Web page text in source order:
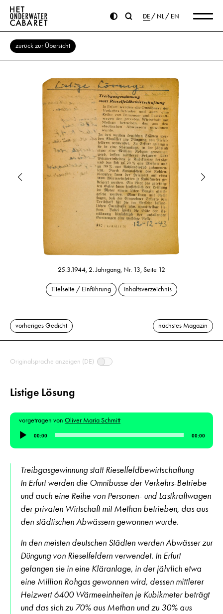
DE NL EN
zurück zur Übersicht
25.3.1944, 2. Jahrgang, Nr. 13, Seite 12
Titelseite / Einführung Inhaltsverzeichnis
vorheriges Gedicht nächstes Magazin
Originalsprache anzeigen (DE)
Listige Lösung
vorgetragen von Oliver Maria Schmitt
Audio-
Player
00:00 00:00
Treibgasgewinnung statt Rieselfeldbewirtschaftung
In Erfurt werden die Omnibusse der Verkehrs-Betriebe
und auch eine Reihe von Personen- und Lastkraftwagen
der privaten Wirtschaft mit Methan betrieben, das aus
den städtischen Abwässern gewonnen wurde.
In den meisten deutschen Städten werden Abwässer zur
Düngung von Rieselfeldern verwendet. In Erfurt
gelangen sie in eine Kläranlage, in der jährlich etwa
eine Million Rohgas gewonnen wird, dessen mittlerer
Heizwert 6400 Wärmeeinheiten je Kubikmeter beträgt
und das sich zu 70% aus Methan und zu 30% aus